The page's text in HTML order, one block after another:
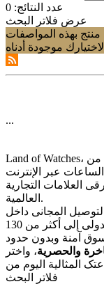
عدد النتائج: 0
عرض فلاتر البحث
منتج بهذه المواصفات
موجودة أدناه
...
Land of Watches، موطن الساعات الأصلیة مع أکثر من 20 عامًا من
العلامات التجاریة
العالمیة.
المجانی داخل
الإمارات العربیة المتحدة، وخدمة الشحن الدولی إلى أکثر من 130
والحصریة، واختر
فلاتر البحث